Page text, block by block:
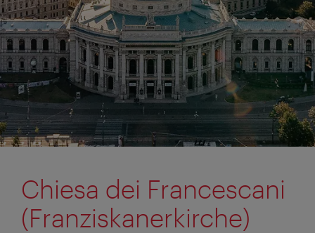
Chiesa dei Francescani
(Franziskanerkirche)